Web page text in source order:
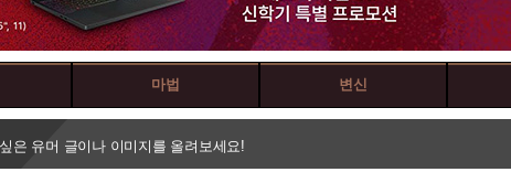
마법 변신
은 유머 글이나 이미지를 올려보세요!